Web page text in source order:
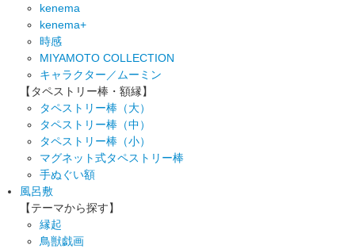
kenema
kenema+
時感
MIYAMOTO COLLECTION
キャラクター／ムーミン
【タペストリー棒・額縁】
タペストリー棒（大）
タペストリー棒（中）
タペストリー棒（小）
マグネット式タペストリー棒
手ぬぐい額
風呂敷
【テーマから探す】
縁起
鳥獣戯画